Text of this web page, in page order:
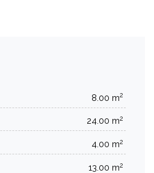
8.00 m2
24.00 m2
4.00 m2
13.00 m2